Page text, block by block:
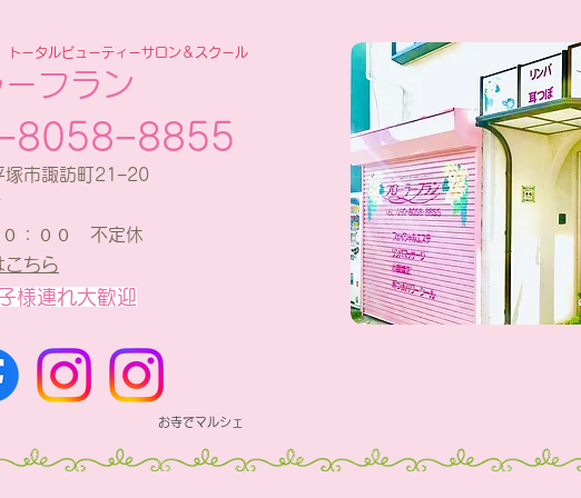
トータルビューティーサロン＆スクール
フラン
市諏訪町21−20
０：００ 不定休
こちら
様連れ大歓迎
お寺でマルシェ